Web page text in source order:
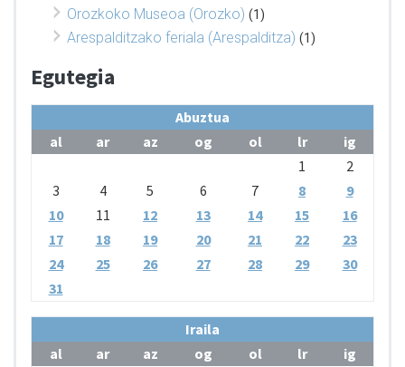
Orozkoko Museoa (Orozko) (1)
Arespalditzako feriala (Arespalditza) (1)
Egutegia
Abuztua
al
ar az og ol lr
ig
1
2
3
4 5 6 7 8
9
10
11 12 13 14 15
16
17
18 19 20 21 22
23
24
25 26 27 28 29
30
31
Iraila
al
ar az og ol lr
ig